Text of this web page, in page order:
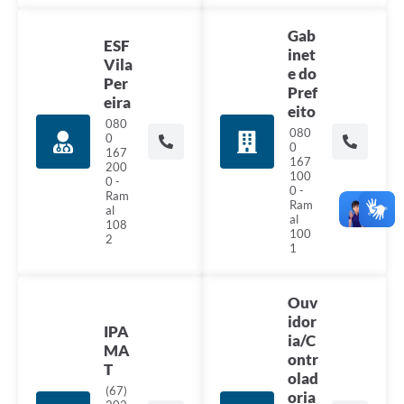
ESF
Vila
Per
eira
080
0
167
200
0 -
Ram
al
108
2
Gab
inet
e do
Pref
eito
080
0
167
100
0 -
Ram
al
100
1
IPA
MA
T
(67)
Ouv
idor
ia/C
ontr
olad
oria